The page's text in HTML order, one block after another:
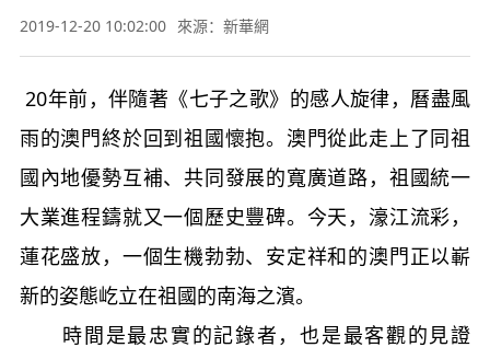
2019-12-20 10:02:00 來源：新華網
20年前，伴隨著《七子之歌》的感人旋律，曆盡風
雨的澳門終於回到祖國懷抱。澳門從此走上了同祖
國內地優勢互補、共同發展的寬廣道路，祖國統一
大業進程鑄就又一個歷史豐碑。今天，濠江流彩，
蓮花盛放，一個生機勃勃、安定祥和的澳門正以嶄
新的姿態屹立在祖國的南海之濱。
時間是最忠實的記錄者，也是最客觀的見證